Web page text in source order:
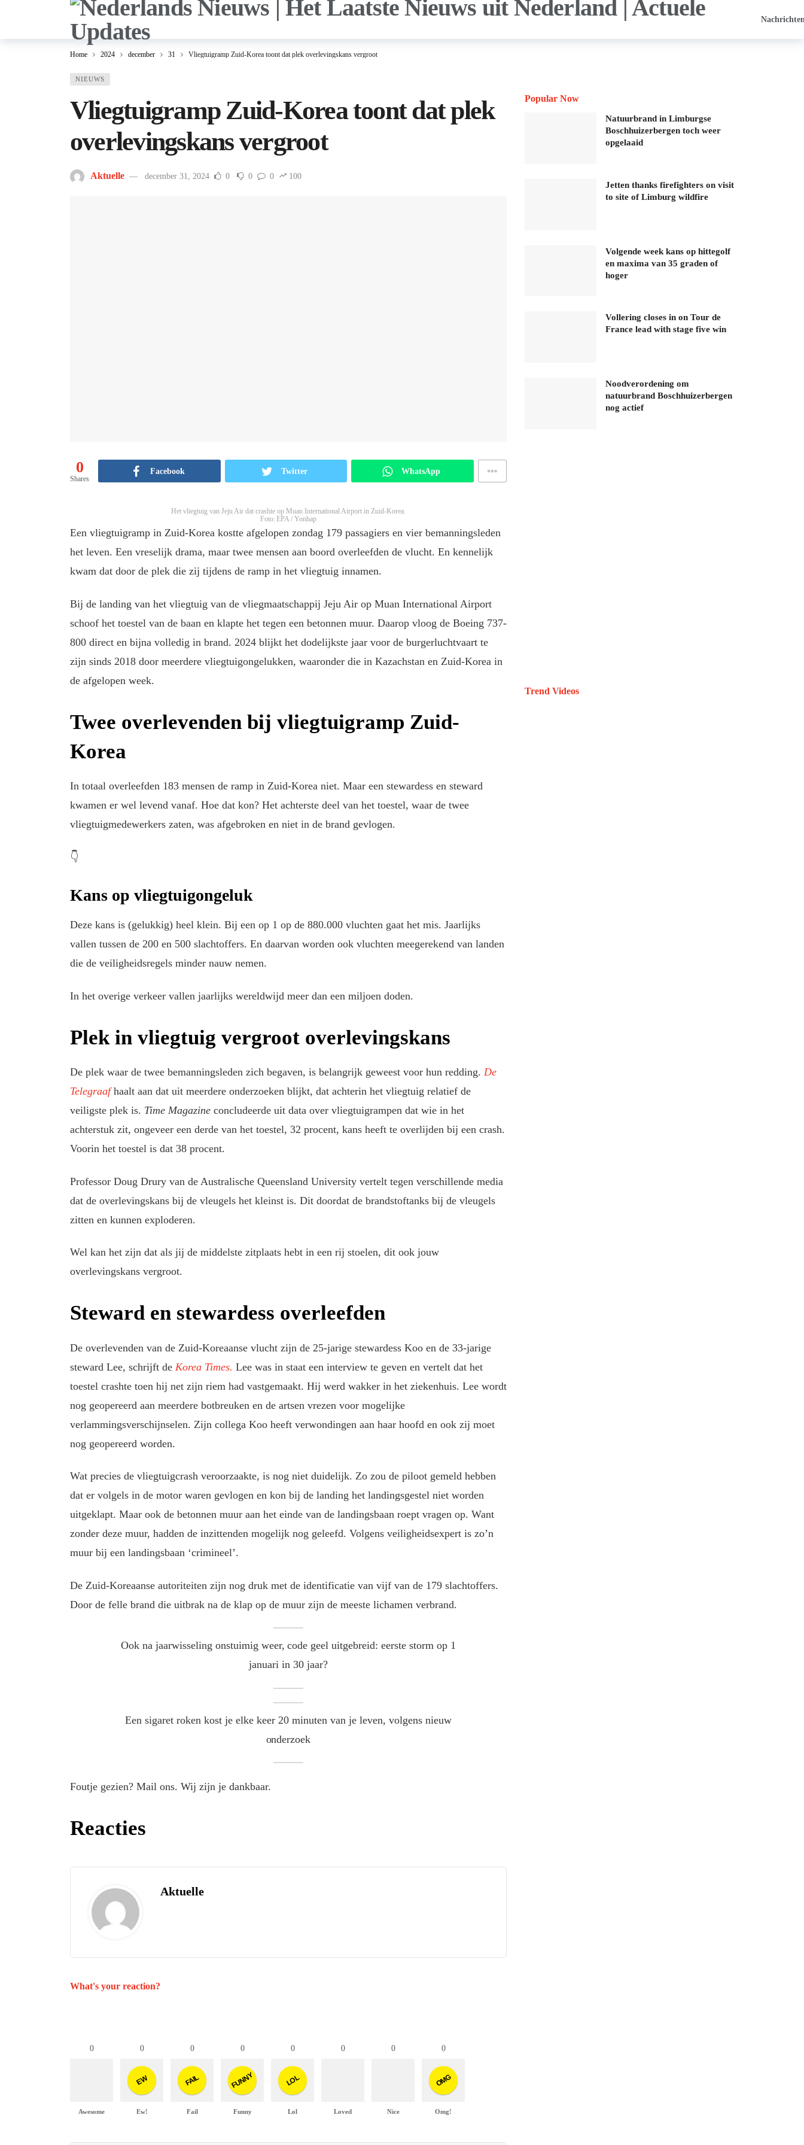
Home 2024 december 31 Vliegtuigramp Zuid-Korea toont dat plek overlevingskans vergroot
NIEUWS
Vliegtuigramp Zuid-Korea toont dat plek
overlevingskans vergroot
Aktuelle december 31, 2024 0 0 0 100
0
Shares
Facebook Twitter WhatsApp
Het vliegtuig van Jeju Air dat crashte op Muan International Airport in Zuid-Korea.
Foto: EPA / Yonhap
Een vliegtuigramp in Zuid-Korea kostte afgelopen zondag 179 passagiers en vier bemanningsleden
het leven. Een vreselijk drama, maar twee mensen aan boord overleefden de vlucht. En kennelijk
kwam dat door de plek die zij tijdens de ramp in het vliegtuig innamen.
Bij de landing van het vliegtuig van de vliegmaatschappij Jeju Air op Muan International Airport
schoof het toestel van de baan en klapte het tegen een betonnen muur. Daarop vloog de Boeing 737-
800 direct en bijna volledig in brand. 2024 blijkt het dodelijkste jaar voor de burgerluchtvaart te
zijn sinds 2018 door meerdere vliegtuigongelukken, waaronder die in Kazachstan en Zuid-Korea in
de afgelopen week.
Twee overlevenden bij vliegtuigramp Zuid-
Korea
In totaal overleefden 183 mensen de ramp in Zuid-Korea niet. Maar een stewardess en steward
kwamen er wel levend vanaf. Hoe dat kon? Het achterste deel van het toestel, waar de twee
vliegtuigmedewerkers zaten, was afgebroken en niet in de brand gevlogen.
👇
Kans op vliegtuigongeluk
Deze kans is (gelukkig) heel klein. Bij een op 1 op de 880.000 vluchten gaat het mis. Jaarlijks
vallen tussen de 200 en 500 slachtoffers. En daarvan worden ook vluchten meegerekend van landen
die de veiligheidsregels minder nauw nemen.
In het overige verkeer vallen jaarlijks wereldwijd meer dan een miljoen doden.
Plek in vliegtuig vergroot overlevingskans
De plek waar de twee bemanningsleden zich begaven, is belangrijk geweest voor hun redding. De
Telegraaf haalt aan dat uit meerdere onderzoeken blijkt, dat achterin het vliegtuig relatief de
veiligste plek is. Time Magazine concludeerde uit data over vliegtuigrampen dat wie in het
achterstuk zit, ongeveer een derde van het toestel, 32 procent, kans heeft te overlijden bij een crash.
Voorin het toestel is dat 38 procent.
Professor Doug Drury van de Australische Queensland University vertelt tegen verschillende media
dat de overlevingskans bij de vleugels het kleinst is. Dit doordat de brandstoftanks bij de vleugels
zitten en kunnen exploderen.
Wel kan het zijn dat als jij de middelste zitplaats hebt in een rij stoelen, dit ook jouw
overlevingskans vergroot.
Steward en stewardess overleefden
De overlevenden van de Zuid-Koreaanse vlucht zijn de 25-jarige stewardess Koo en de 33-jarige
steward Lee, schrijft deKorea Times. Lee was in staat een interview te geven en vertelt dat het
toestel crashte toen hij net zijn riem had vastgemaakt. Hij werd wakker in het ziekenhuis. Lee wordt
nog geopereerd aan meerdere botbreuken en de artsen vrezen voor mogelijke
verlammingsverschijnselen. Zijn collega Koo heeft verwondingen aan haar hoofd en ook zij moet
nog geopereerd worden.
Wat precies de vliegtuigcrash veroorzaakte, is nog niet duidelijk. Zo zou de piloot gemeld hebben
dat er volgels in de motor waren gevlogen en kon bij de landing het landingsgestel niet worden
uitgeklapt. Maar ook de betonnen muur aan het einde van de landingsbaan roept vragen op. Want
zonder deze muur, hadden de inzittenden mogelijk nog geleefd. Volgens veiligheidsexpert is zo’n
muur bij een landingsbaan ‘crimineel’.
De Zuid-Koreaanse autoriteiten zijn nog druk met de identificatie van vijf van de 179 slachtoffers.
Door de felle brand die uitbrak na de klap op de muur zijn de meeste lichamen verbrand.
Ook na jaarwisseling onstuimig weer, code geel uitgebreid: eerste storm op 1
januari in 30 jaar?
Een sigaret roken kost je elke keer 20 minuten van je leven, volgens nieuw
onderzoek
Foutje gezien? Mail ons. Wij zijn je dankbaar.
Reacties
Aktuelle
What's your reaction?
0
Awesome
0
EW
Ew!
0
FAIL
Fail
0
FUNNY
Funny
0
LOL
Lol
0
Loved
0
Nice
0
OMG
Omg!
Popular Now
Natuurbrand in Limburgse
Boschhuizerbergen toch weer
opgelaaid
Jetten thanks firefighters on visit
to site of Limburg wildfire
Volgende week kans op hittegolf
en maxima van 35 graden of
hoger
Vollering closes in on Tour de
France lead with stage five win
Noodverordening om
natuurbrand Boschhuizerbergen
nog actief
Trend Videos